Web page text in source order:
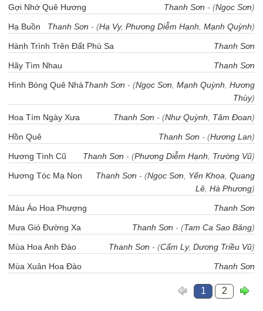
Gợi Nhớ Quê Hương Thanh Sơn - (Ngọc Sơn)
Hạ Buồn Thanh Sơn - (Hạ Vy, Phương Diễm Hạnh Mạnh Quỳnh)
Hành Trình Trên Đất Phù Sa Thanh Sơn
Hãy Tìm Nhau Thanh Sơn
Hình Bóng Quê NhàThanh Sơn - (Ngọc Sơn Mạnh Quỳnh Hương
Thùy)
Hoa Tím Ngày Xưa Thanh Sơn - (Như Quỳnh Tâm Đoan)
Hồn Quê Thanh Sơn - (Hương Lan)
Hương Tình Cũ Thanh Sơn - (Phương Diễm Hạnh Trường Vũ)
Hương Tóc Mạ Non Thanh Sơn - (Ngọc Sơn Yến Khoa Quang
Lê Hà Phương)
Màu Áo Hoa Phượng Thanh Sơn
Mưa Gió Đường Xa Thanh Sơn - (Tam Ca Sao Băng)
Mùa Hoa Anh Đào Thanh Sơn - (Cẩm Ly, Dương Triều Vũ)
Mùa Xuân Hoa Đào Thanh Sơn
1 2